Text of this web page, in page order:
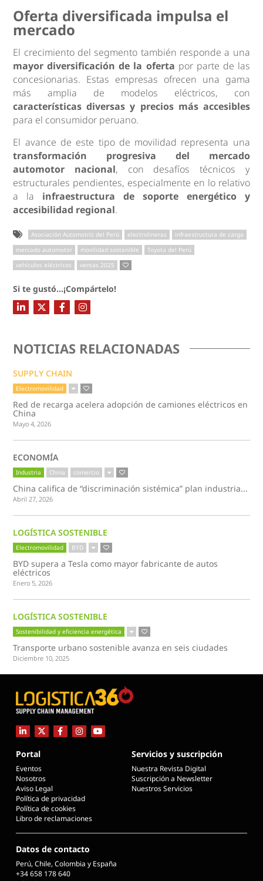
Oferta diversificada impulsa el
mercado
El crecimiento del segmento también responde a una
mayor diversificación de la oferta por parte de las
concesionarias. Estas empresas ofrecen una gama
más amplia de modelos eléctricos, con
características diversas y precios más accesibles
para el consumidor peruano.
El avance de este tipo de movilidad representa una
transformación progresiva del mercado
automotor nacional, con desafíos técnicos y
estructurales pendientes, especialmente en lo relativo
a la infraestructura de soporte energético y
accesibilidad regional.
Asociación Automotriz del Perú electrolineras
infraestructura de carga
mercado automotor
movilidad sostenible
Toyota del Perú
vehículos eléctricos
ventas 2025
Si te gustó...¡Compártelo!
NOTICIAS RELACIONADAS
SUPPLY CHAIN
Electromovilidad
Red de recarga acelera adopción de camiones eléctricos en
China
Mayo 4, 2026
ECONOMÍA
Industria China comercio
China califica de “discriminación sistémica” plan industria...
Abril 27, 2026
LOGÍSTICA SOSTENIBLE
Electromovilidad BYD
BYD supera a Tesla como mayor fabricante de autos
eléctricos
Enero 5, 2026
LOGÍSTICA SOSTENIBLE
Sostenibilidad y eficiencia energética
Transporte urbano sostenible avanza en seis ciudades
Diciembre 10, 2025
Portal
Eventos
Nosotros
Aviso Legal
Política de privacidad
Política de cookies
Libro de reclamaciones
Servicios y suscripción
Nuestra Revista Digital
Suscripción a Newsletter
Nuestros Servicios
Datos de contacto
Perú, Chile, Colombia y España
+34 658 178 640